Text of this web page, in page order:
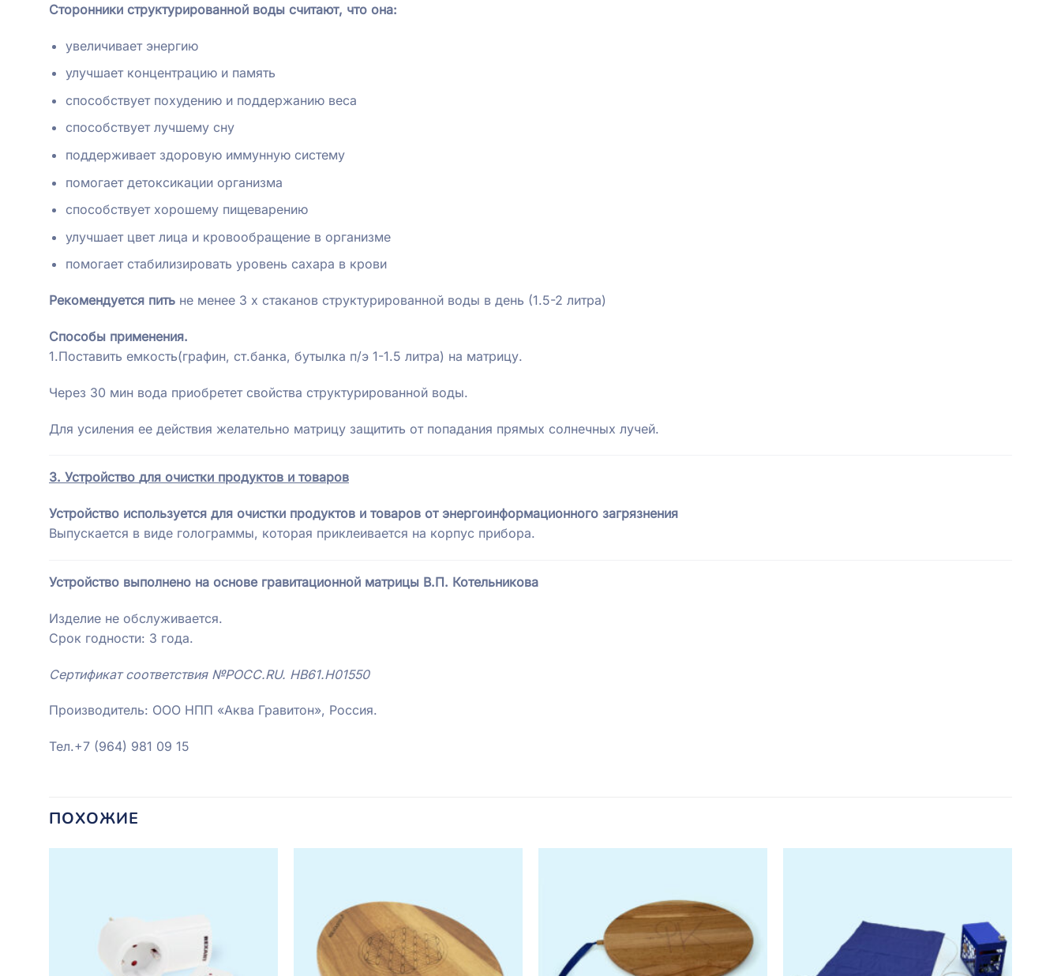
Сторонники структурированной воды считают, что она:
увеличивает энергию
улучшает концентрацию и память
способствует похудению и поддержанию веса
способствует лучшему сну
поддерживает здоровую иммунную систему
помогает детоксикации организма
способствует хорошему пищеварению
улучшает цвет лица и кровообращение в организме
помогает стабилизировать уровень сахара в крови
Рекомендуется пить не менее 3 х стаканов структурированной воды в день (1.5-2 литра)
Способы применения.
1.Поставить емкость(графин, ст.банка, бутылка п/э 1-1.5 литра) на матрицу.
Через 30 мин вода приобретет свойства структурированной воды.
Для усиления ее действия желательно матрицу защитить от попадания прямых солнечных лучей.
3. Устройство для очистки продуктов и товаров
Устройство используется для очистки продуктов и товаров от энергоинформационного загрязнения
Выпускается в виде голограммы, которая приклеивается на корпус прибора.
Устройство выполнено на основе гравитационной матрицы В.П. Котельникова
Изделие не обслуживается.
Срок годности: 3 года.
Сертификат соответствия №РОСС.RU. HB61.H01550
Производитель: ООО НПП «Аква Гравитон», Россия.
Тел.+7 (964) 981 09 15
ПОХОЖИЕ